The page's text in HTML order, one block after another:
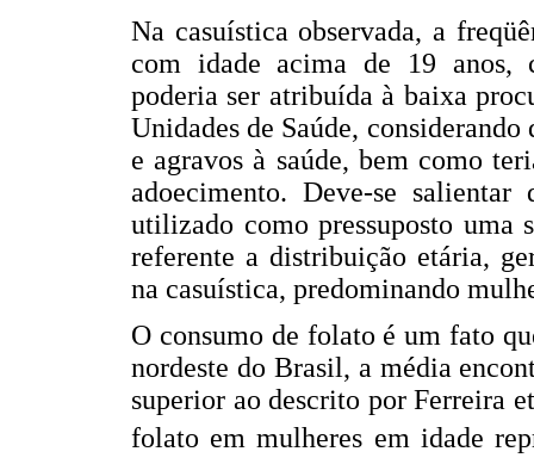
Na casuística observada, a
com idade acima de 19 anos,
poderia ser atribuída à baixa
Unidades de Saúde, considerando
e agravos à saúde, bem como
adoecimento. Deve-se
utilizado como pressuposto uma
referente a distribuição etária,
na casuística, predominando
O consumo de folato é um fato
nordeste do Brasil, a média
superior ao descrito por Ferreira
folato em mulheres em idade